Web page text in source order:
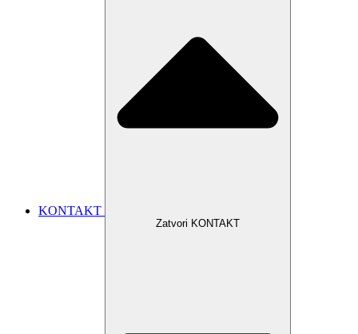
KONTAKT
Zatvori KONTAKT